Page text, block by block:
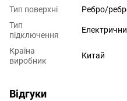
Тип поверхні
Ребро/
Тип
підключення
Країна
виробник
Китай
Відгуки